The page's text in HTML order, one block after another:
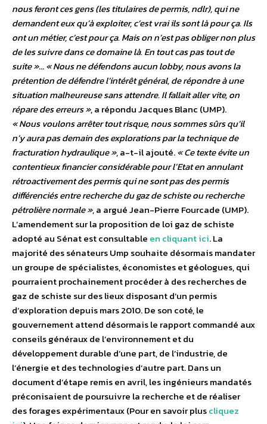
nous feront ces gens (les titulaires de permis, ndlr), qui ne
demandent eux qu’à exploiter, c’est vrai ils sont là pour ça. Ils
ont un métier, c’est pour ça. Mais on n’est pas obliger non plus
de les suivre dans ce domaine là. En tout cas pas tout de
suite »…« Nous ne défendons aucun lobby, nous avons la
prétention de défendre l’intérêt général, de répondre à une
situation malheureuse sans attendre. Il fallait aller vite, on
répare des erreurs », a répondu Jacques Blanc (UMP).
« Nous voulons arrêter tout risque, nous sommes sûrs qu’il
n’y aura pas demain des explorations par la technique de
fracturation hydraulique », a-t-il ajouté.« Ce texte évite un
contentieux financier considérable pour l’Etat en annulant
rétroactivement des permis qui ne sont pas des permis
différenciés entre recherche du gaz de schiste ou recherche
pétrolière normale », a argué Jean-Pierre Fourcade (UMP).
L’amendement sur la proposition de loi gaz de schiste
adopté au Sénat est consultable en cliquant ici. La
majorité des sénateurs Ump souhaite désormais mandater
un groupe de spécialistes, économistes et géologues, qui
pourraient prochainement procéder à des recherches de
gaz de schiste sur des lieux disposant d’un permis
d’exploration depuis mars 2010. De son coté, le
gouvernement attend désormais le rapport commandé aux
conseils généraux de l’environnement et du
développement durable d’une part, de l’industrie, de
l’énergie et des technologies d’autre part. Dans un
document d’étape remis en avril, les ingénieurs mandatés
préconisaient de poursuivre la recherche et de réaliser
des forages expérimentaux (Pour en savoir pluscliquez